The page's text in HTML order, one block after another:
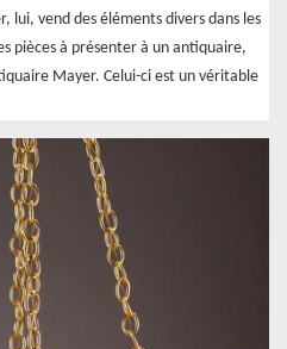
lui, vend des éléments divers dans les
pièces à présenter à un antiquaire,
Mayer. Celui-ci est un véritable